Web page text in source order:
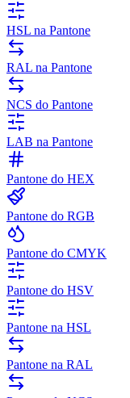
HSL na Pantone
RAL na Pantone
NCS do Pantone
LAB na Pantone
Pantone do HEX
Pantone do RGB
Pantone do CMYK
Pantone do HSV
Pantone na HSL
Pantone na RAL